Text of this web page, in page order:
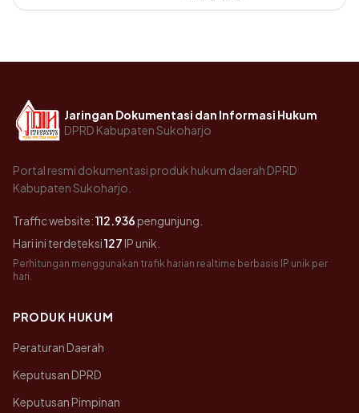
Jaringan Dokumentasi dan Informasi Hukum
DPRD Kabupaten Sukoharjo
Portal resmi dokumentasi produk hukum daerah DPRD
Kabupaten Sukoharjo.
Traffic website:112.936pengunjung.
Hari ini terdeteksi127IP unik.
Perhitungan menggunakan trafik harian realtime berbasis IP unik per
hari.
PRODUK HUKUM
Peraturan Daerah
Keputusan DPRD
Keputusan Pimpinan